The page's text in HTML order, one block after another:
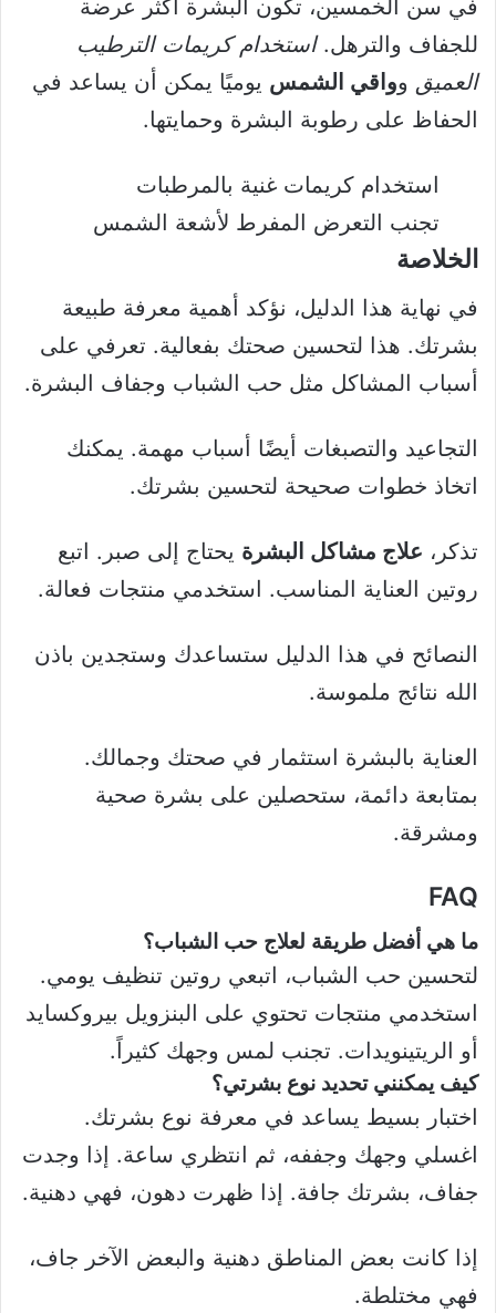
في سن الخمسين، تكون البشرة أكثر عرضة
للجفاف والترهل.استخدام كريمات الترطيب
العميق وواقي الشمس يوميًا يمكن أن يساعد في
الحفاظ على رطوبة البشرة وحمايتها.
استخدام كريمات غنية بالمرطبات
تجنب التعرض المفرط لأشعة الشمس
الخلاصة
في نهاية هذا الدليل، نؤكد أهمية معرفة طبيعة
بشرتك. هذا لتحسين صحتك بفعالية. تعرفي على
أسباب المشاكل مثل حب الشباب وجفاف البشرة.
التجاعيد والتصبغات أيضًا أسباب مهمة. يمكنك
اتخاذ خطوات صحيحة لتحسين بشرتك.
تذكر، علاج مشاكل البشرة يحتاج إلى صبر. اتبع
روتين العناية المناسب. استخدمي منتجات فعالة.
النصائح في هذا الدليل ستساعدك وستجدين باذن
الله نتائج ملموسة.
العناية بالبشرة استثمار في صحتك وجمالك.
بمتابعة دائمة، ستحصلين على بشرة صحية
ومشرقة.
FAQ
ما هي أفضل طريقة لعلاج حب الشباب؟
لتحسين حب الشباب، اتبعي روتين تنظيف يومي.
استخدمي منتجات تحتوي على البنزويل بيروكسايد
أو الريتينويدات. تجنب لمس وجهك كثيراً.
كيف يمكنني تحديد نوع بشرتي؟
اختبار بسيط يساعد في معرفة نوع بشرتك.
اغسلي وجهك وجففه، ثم انتظري ساعة. إذا وجدت
جفاف، بشرتك جافة. إذا ظهرت دهون، فهي دهنية.
إذا كانت بعض المناطق دهنية والبعض الآخر جاف،
فهي مختلطة.